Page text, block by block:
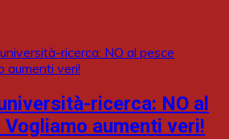
ricerca: NO al
Vogliamo aumenti veri!